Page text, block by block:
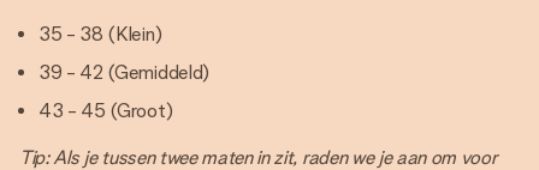
35 - 38 (Klein)
39 - 42 (Gemiddeld)
43 - 45 (Groot)
Tip: Als je tussen twee maten in zit, raden we je aan om voor